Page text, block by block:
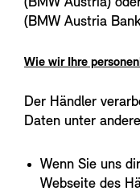
(BMW Austria)
(BMW Austria
Wie wir Ihre
Der Händler
Daten unter
Wenn Sie uns
Webseite des